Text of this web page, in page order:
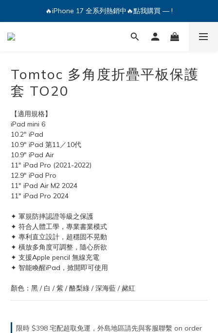
🔥iPhone 17 全系列熱銷中🔥點我購買 — !
💕加入Q哥 Line 新好友領優惠券！🎫
Tomtoc 多角度折疊平板保護
套 TO20
【適用規格】
iPad mini 6
10.2" iPad
10.9" iPad 第11／10代
10.9" iPad Air
11" iPad Pro (2021-2022)
12.9" iPad Pro
11" iPad Air M2 2024
11" iPad Pro 2024
✦ 軍規防摔認證等級之保護
✦ 符合人體工學，專業書業模式
✦ 專利直立設計，超穩固不晃動
✦ 橫放多角度可調整，隨心所欲
✦ 支援Apple pencil 無線充電
✦ 智能喚醒iPad，掀開即可使用
顏色：黑 / 白 / 紫 / 酪梨綠 / 深海藍 / 赭紅
限時 $398 宅配超取免運，外島地區請先與客服聯繫 on order